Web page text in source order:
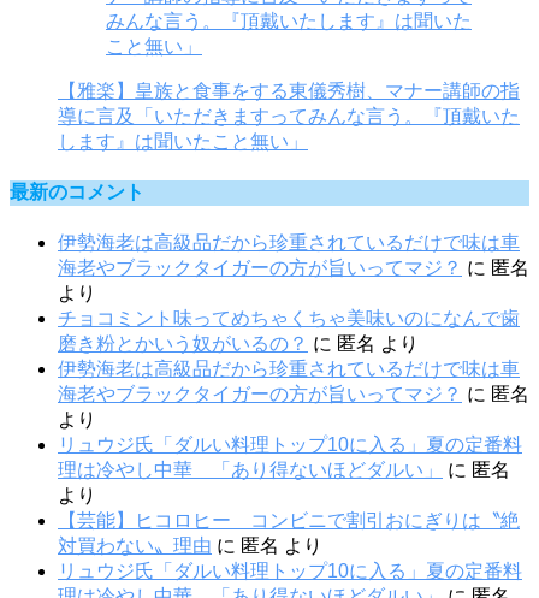
【雅楽】皇族と食事をする東儀秀樹、マナー講師の指
導に言及「いただきますってみんな言う。『頂戴いた
します』は聞いたこと無い」
最新のコメント
伊勢海老は高級品だから珍重されているだけで味は車
海老やブラックタイガーの方が旨いってマジ？ に 匿名
より
チョコミント味ってめちゃくちゃ美味いのになんで歯
磨き粉とかいう奴がいるの？ に 匿名 より
伊勢海老は高級品だから珍重されているだけで味は車
海老やブラックタイガーの方が旨いってマジ？ に 匿名
より
リュウジ氏「ダルい料理トップ10に入る」夏の定番料
理は冷やし中華 「あり得ないほどダルい」
に 匿名
より
【芸能】ヒコロヒー コンビニで割引おにぎりは〝絶
対買わない〟理由 に 匿名 より
リュウジ氏「ダルい料理トップ10に入る」夏の定番料